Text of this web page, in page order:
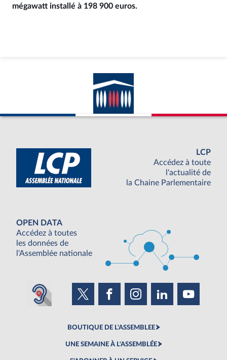
mégawatt installé à 198 900 euros.
LCP
Accédez à toute
l'actualité de
la Chaine Parlementaire
OPEN DATA
Accédez à toutes
les données de
l'Assemblée nationale
BOUTIQUE DE L'ASSEMBLEE
UNE SEMAINE À L'ASSEMBLÉE